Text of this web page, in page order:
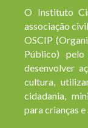
O Instituto
associação
OSCIP
Público)
desenvolver
cultura,
cidadania,
para crianças